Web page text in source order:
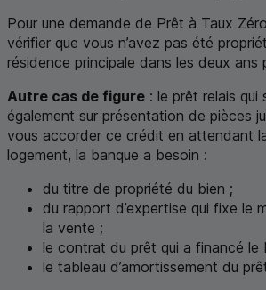
Pour une demande de Prêt à Taux
vérifier que vous n’avez pas été
résidence principale dans les deux ans
Autre cas de figure : le prêt relais qui
également sur présentation de pièces
vous accorder ce crédit en attendant
logement, la banque a besoin :
du titre de propriété du bien ;
du rapport d’expertise qui fixe le
la vente ;
le contrat du prêt qui a financé le
le tableau d’amortissement du